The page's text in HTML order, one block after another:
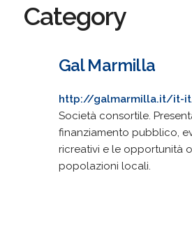
Category
Gal Marmilla
http://galmarmilla.it/it-
Società consortile.
finanziamento pubblico,
ricreativi e le opportunità
popolazioni locali.